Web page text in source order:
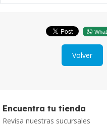
Volver
Encuentra tu tienda
Revisa nuestras sucursales